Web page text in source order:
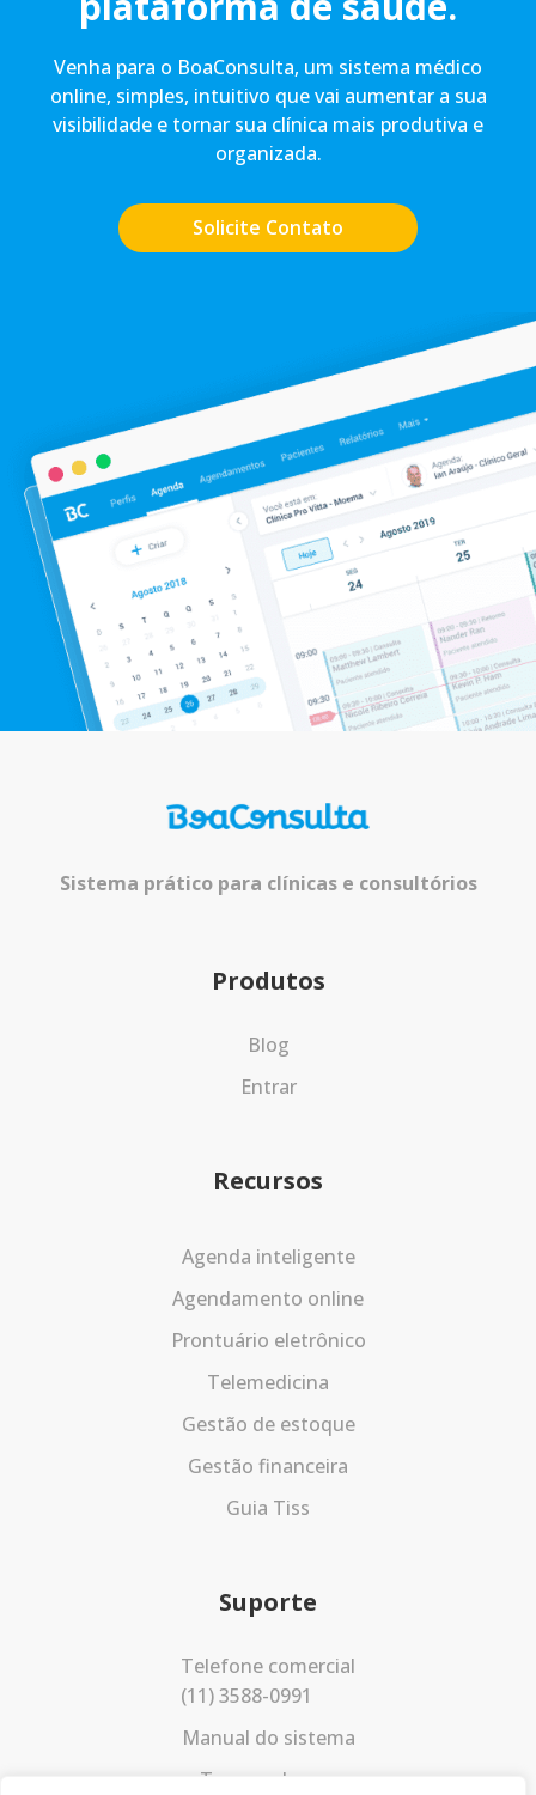
Venha para o BoaConsulta, um sistema médico
online, simples, intuitivo que vai aumentar a sua
visibilidade e tornar sua clínica mais produtiva e
organizada.
Solicite Contato
Sistema prático para clínicas e consultórios
Produtos
Blog
Entrar
Recursos
Agenda inteligente
Agendamento online
Prontuário eletrônico
Telemedicina
Gestão de estoque
Gestão financeira
Guia Tiss
Suporte
Telefone comercial
(11) 3588-0991
Manual do sistema
Termos de uso